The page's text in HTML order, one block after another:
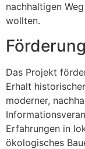
nachhaltigen
wollten.
Das Projekt
Erhalt
moderner,
Erfahrungen in
ökologisches